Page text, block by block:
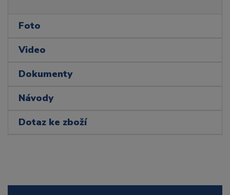
Foto
Video
Dokumenty
Návody
Dotaz ke zboží